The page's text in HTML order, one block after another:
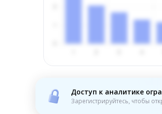
Доступ к аналитике
Зарегистрируйтесь, чтобы